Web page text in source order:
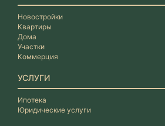
Новостройки
Квартиры
Дома
Участки
Коммерция
УСЛУГИ
Ипотека
Юридические услуги